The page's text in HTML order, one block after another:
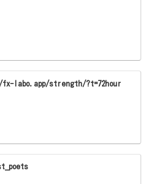
labo.app/strength/?t=72hour